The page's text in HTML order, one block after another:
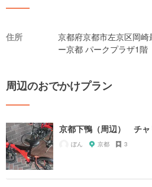
住所
京都府京都市左京区岡
ー京都 パークプラザ1階
周辺のおでかけプラン
京都下鴨（周辺） チャ
ぼん 京都 3